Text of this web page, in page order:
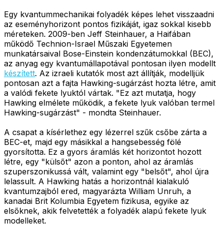
Egy kvantummechanikai folyadék képes lehet visszaadni
az eseményhorizont pontos fizikáját, igaz sokkal kisebb
méreteken. 2009-ben Jeff Steinhauer, a Haifában
működő Technion-Israel Műszaki Egyetemen
munkatársaival Bose-Einstein kondenzátumokkal (BEC),
az anyag egy kvantumállapotával pontosan ilyen modellt
készített. Az izraeli kutatók most azt állítják, modelljük
pontosan azt a fajta Hawking-sugárzást hozta létre, amit
a valódi fekete lyuktól vártak. "Ez azt mutatja, hogy
Hawking elmélete működik, a fekete lyuk valóban termel
Hawking-sugárzást" - mondta Steinhauer.
A csapat a kísérlethez egy lézerrel szűk csőbe zárta a
BEC-et, majd egy másikkal a hangsebesség fölé
gyorsította. Ez a gyors áramlás két horizontot hozott
létre, egy "külsőt" azon a ponton, ahol az áramlás
szuperszonikussá vált, valamint egy "belsőt", ahol újra
lelassult. A Hawking hatás a horizontnál kialakuló
kvantumzajból ered, magyarázta William Unruh, a
kanadai Brit Kolumbia Egyetem fizikusa, egyike az
elsőknek, akik felvetették a folyadék alapú fekete lyuk
modelleket.